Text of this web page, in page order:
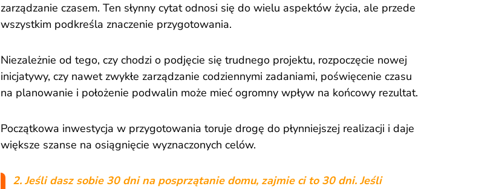
zarządzanie czasem. Ten słynny cytat odnosi się do wielu aspektów życia, ale przede
wszystkim podkreśla znaczenie przygotowania.
Niezależnie od tego, czy chodzi o podjęcie się trudnego projektu, rozpoczęcie nowej
inicjatywy, czy nawet zwykłe zarządzanie codziennymi zadaniami, poświęcenie czasu
na planowanie i położenie podwalin może mieć ogromny wpływ na końcowy rezultat.
Początkowa inwestycja w przygotowania toruje drogę do płynniejszej realizacji i daje
większe szanse na osiągnięcie wyznaczonych celów.
2. Jeśli dasz sobie 30 dni na posprzątanie domu, zajmie ci to 30 dni. Jeśli